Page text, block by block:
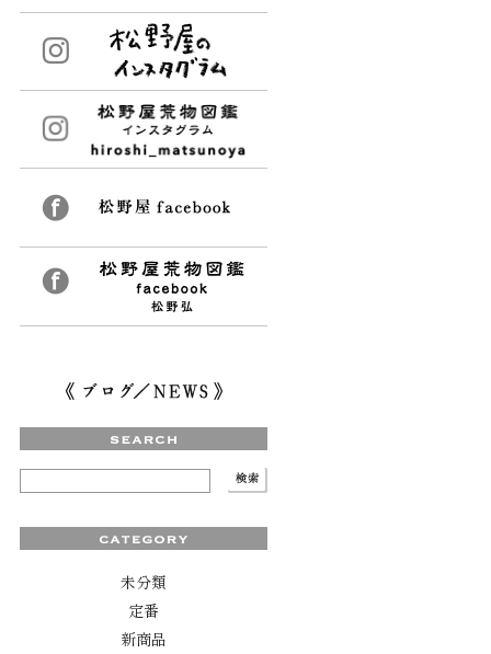
未分類
定番
新商品